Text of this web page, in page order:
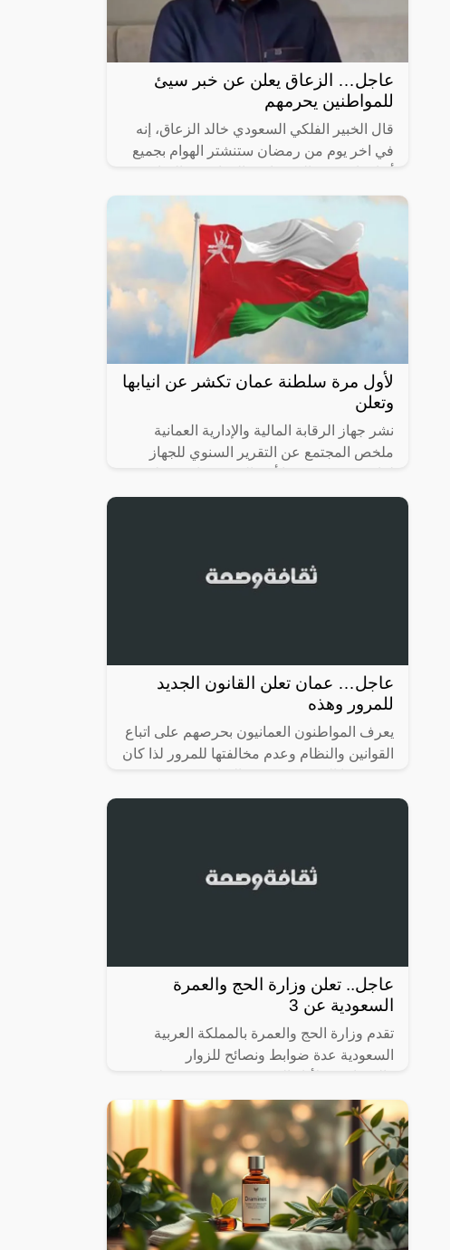
عاجل… الزعاق يعلن عن خبر سيئ
للمواطنين يحرمهم
قال الخبير الفلكي السعودي خالد الزعاق، إنه
في اخر يوم من رمضان ستنشتر الهوام بجميع
السامة (العقارب والثعابين) من
لأول مرة سلطنة عمان تكشر عن انيابها
وتعلن
نشر جهاز الرقابة المالية والإدارية العمانية
ملخص المجتمع عن التقرير السنوي للجهاز
الفحص السنوية والنتائج المحققة منها، كما
عاجل… عمان تعلن القانون الجديد
للمرور وهذه
يعرف المواطنون العمانيون بحرصهم على اتباع
القوانين والنظام وعدم مخالفتها للمرور لذا كان
في سلطنة عمان، حيث سنتحدث فيه
عاجل.. تعلن وزارة الحج والعمرة
السعودية عن 3
تقدم وزارة الحج والعمرة بالمملكة العربية
السعودية عدة ضوابط ونصائح للزوار
وزارة الحج مواقع التواصل الاجتماعي تحت
عنوان